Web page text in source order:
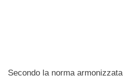
Secondo la norma armonizzata